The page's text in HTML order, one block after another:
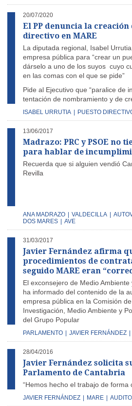
20/07/2020
El PP denuncia la
directivo en MARE
La diputada regional, Isabel
empresa pública para “crear un
dárselo a uno de los suyos cuyo
en las comas con el que se pide”
Pide al Ejecutivo que “paralice de
tentación de nombramiento y de
ISABEL URRUTIA PUESTO
13/06/2017
Madrazo: PRC y PSOE no
para hablar de
Recuerda que si alguien vendió
Revilla
ANA MADRAZO VALDECILLA
DOS MARES
AVE
31/03/2017
Javier Fernández afirma
procedimientos de
seguido MARE eran
El exconsejero de Medio
ha informado del contenido de la
empresa pública en la Comisión
Investigación, Medio Ambiente y
del Grupo Popular
PARLAMENTO JAVIER FERNÁNDEZ
28/04/2016
Javier Fernández solicita
Parlamento de Cantabria
“Hemos hecho el trabajo de forma
JAVIER FERNÁNDEZ MARE